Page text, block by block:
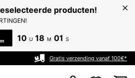
producten!
10 U 18 M 01 S
Gratis verzending vanaf 100€*